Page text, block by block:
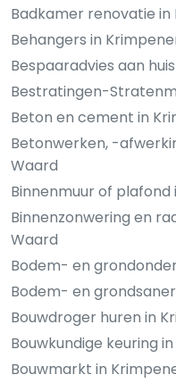
Badkamer renovatie
Behangers in
Bespaaradvies aan
Bestratingen-
Beton en cement in
Betonwerken, -
Waard
Binnenmuur of
Binnenzonwering en
Waard
Bodem- en
Bodem- en
Bouwdroger huren in
Bouwkundige keuring
Bouwmarkt in